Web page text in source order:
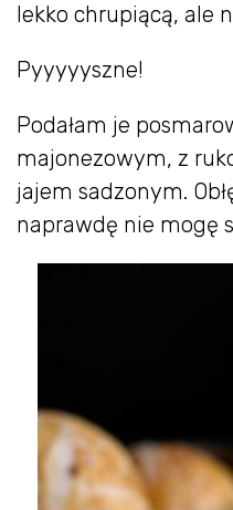
lekko chrupiącą, ale
Pyyyyyszne!
Podałam je
majonezowym, z
jajem sadzonym.
naprawdę nie mogę